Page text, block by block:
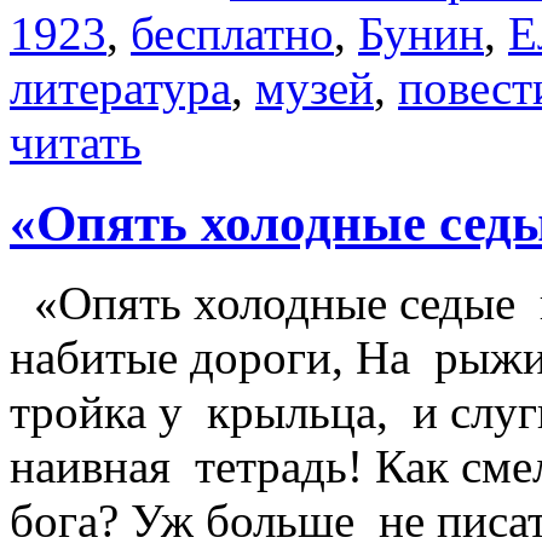
1923, бесплатно, Бунин,
литература, музей,
читать
«Опять холодные
«Опять холодные
набитые дороги, На
тройка у крыльца, и
наивная тетрадь! Как
бога? Уж больше не